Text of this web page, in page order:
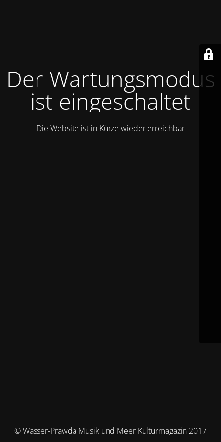
Der Wartungsmodus
ist eingeschaltet
Die Website ist in Kürze wieder erreichbar
© Wasser-Prawda Musik und Meer Kulturmagazin 2017